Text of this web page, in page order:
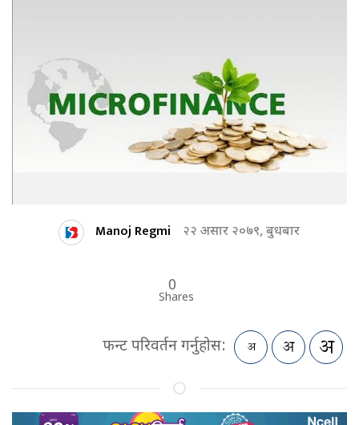
Manoj Regmi २२ असार २०७९, बुधबार
0
Shares
फन्ट परिवर्तन गर्नुहोस: